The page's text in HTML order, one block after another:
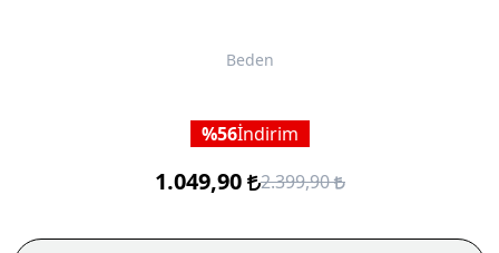
Beden
56İndirim
1.049,90 2.399,90